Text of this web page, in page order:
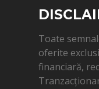
Toate
oferite
financiară,